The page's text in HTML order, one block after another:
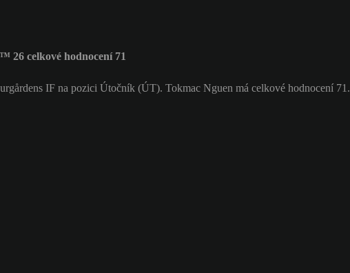
26 celkové hodnocení 71
IF na pozici Útočník (ÚT). Tokmac Nguen má celkové hodnocení 71.